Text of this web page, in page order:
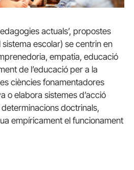
actuals’, propostes
escolar) se centrin en
empatia, educació
de l’educació per a la
ciències fonamentadores
o elabora sistemes d’acció
doctrinals,
empíricament el funcionament